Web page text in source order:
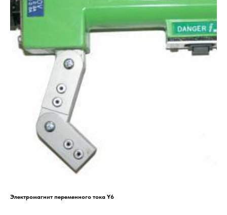
Электромагнит переменного тока Y6